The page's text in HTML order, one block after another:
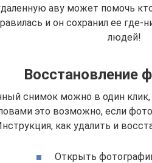
аву может помочь
и он сохранил ее где-
людей!
Восстановление
снимок можно в один
это возможно, если
как удалить и
Открыть